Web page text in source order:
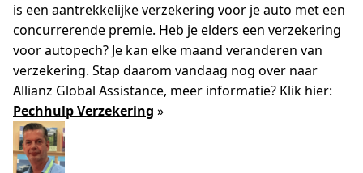
is een aantrekkelijke verzekering voor je auto met een
concurrerende premie. Heb je elders een verzekering
voor autopech? Je kan elke maand veranderen van
verzekering. Stap daarom vandaag nog over naar
Allianz Global Assistance, meer informatie? Klik hier:
Pechhulp Verzekering »